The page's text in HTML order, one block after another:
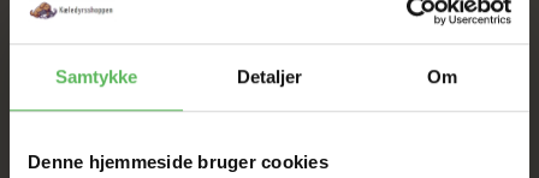
Samtykke Detaljer Om
Denne hjemmeside bruger cookies